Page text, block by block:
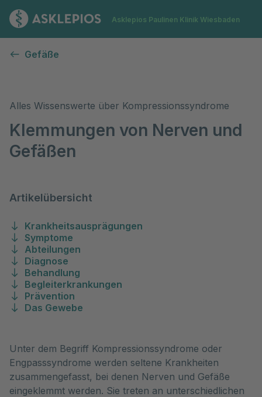
Zur Startseite
Asklepios Paulinen Klinik Wiesbaden
Gefäße
Alles Wissenswerte über Kompressionssyndrome
Klemmungen von Nerven und
Gefäßen
Artikelübersicht
Krankheitsausprägungen
Symptome
Abteilungen
Diagnose
Behandlung
Begleiterkrankungen
Prävention
Das Gewebe
Unter dem Begriff Kompressionssyndrome oder
Engpasssyndrome werden seltene Krankheiten
zusammengefasst, bei denen Nerven und Gefäße
eingeklemmt werden. Sie treten an unterschiedlichen